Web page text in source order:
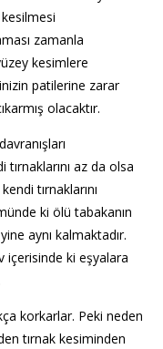
zamanla
kesimlere
patilerine zarar
olacaktır.
az da olsa
tırnaklarını
ki ölü tabakanın
aynı kalmaktadır.
içerisinde ki eşyalara
korkarlar. Peki neden
tırnak kesiminden